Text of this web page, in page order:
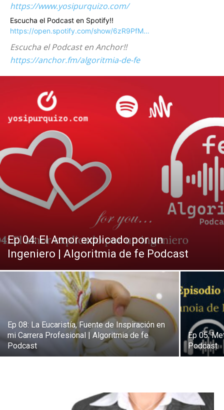
https://www.yosipurquizo.com/
Escucha el Podcast en Spotify!!
https://open.spotify.com/show/6zR9PfM…
Escucha el Podcast en Anchor!!
https://anchor.fm/algoritmia-de-fe
Ep 04: El Amor explicado por un
Ingeniero | Algoritmia de fe Podcast
Ep 08: La Eucaristía, Fuente de Inspiración en
mi Carrera Profesional | Algoritmia de fe
Podcast
Ep 05:
Podcast